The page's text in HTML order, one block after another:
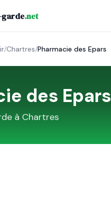
garde.net
/Chartres/Pharmacie des Epars
des Epars
à Chartres